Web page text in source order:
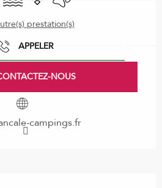
prestation(s)
APPELER
NOUS
campings.fr